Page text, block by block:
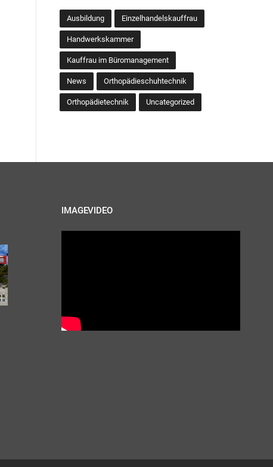
Ausbildung Einzelhandelskauffrau
Handwerkskammer
Kauffrau im Büromanagement
News Orthopädieschuhtechnik
Orthopädietechnik Uncategorized
IMAGEVIDEO